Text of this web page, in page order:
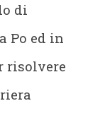
di
Po ed in
risolvere